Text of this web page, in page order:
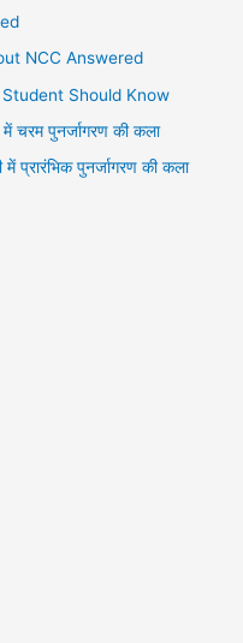
NCC Answered
Should Know
पुनर्जागरण की कला
पुनर्जागरण की कला